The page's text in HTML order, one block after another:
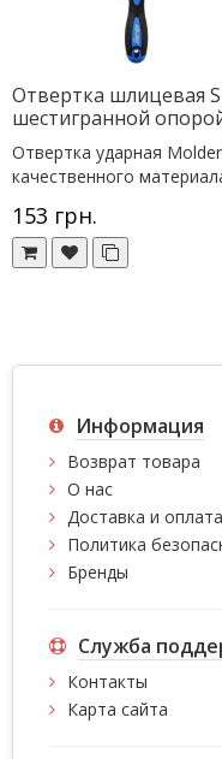
Отвертка шлицевая
шестигранной
Отвертка ударная
качественного
153 грн.
Информация
Возврат товара
О нас
Доставка и оплата
Политика
Бренды
Служба
Контакты
Карта сайта